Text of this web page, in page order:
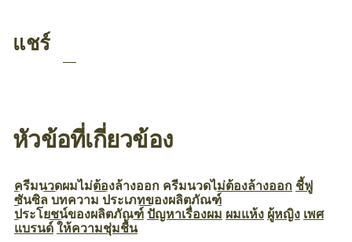
แชร์
หัวข้อที่เกี่ยวข้อง
ครีมนวดผมไม่ต้องล้างออก ครีมนวดไม่ต้องล้างออก ชี้ฟู
ซันซิล บทความ ประเภทของผลิตภัณฑ์
ประโยชน์ของผลิตภัณฑ์ ปัญหาเรื่องผม ผมแห้ง ผู้หญิง เพศ
แบรนด์ ให้ความชุ่มชื้น